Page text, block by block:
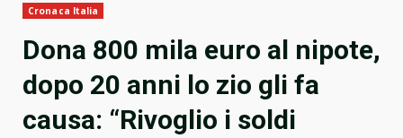
Cronaca Italia
Dona 800 mila euro al nipote,
dopo 20 anni lo zio gli fa
causa: “Rivoglio i soldi